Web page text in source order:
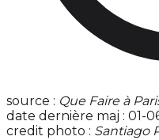
source : Que Faire à
date dernière maj : 01-
credit photo : Santiago